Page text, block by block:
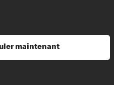
maintenant